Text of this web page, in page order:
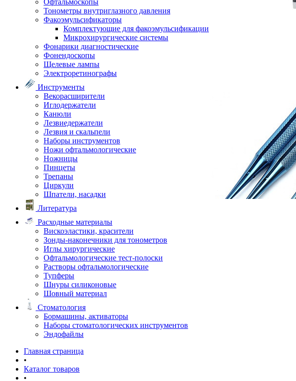
Офтальмоскопы
Тонометры внутриглазного давления
Факоэмульсификаторы
Комплектующие для факоэмульсификации
Микрохирургические системы
Фонарики диагностические
Фонендоскопы
Щелевые лампы
Электроретинографы
Инструменты
Векорасширители
Иглодержатели
Канюли
Лезвиедержатели
Лезвия и скальпели
Наборы инструментов
Ножи офтальмологические
Ножницы
Пинцеты
Трепаны
Циркули
Шпатели, насадки
Литература
Расходные материалы
Вискоэластики, красители
Зонды-наконечники для тонометров
Иглы хирургические
Офтальмологические тест-полоски
Растворы офтальмологические
Тупферы
Шнуры силиконовые
Шовный материал
Стоматология
Бормашины, активаторы
Наборы стоматологических инструментов
Эндофайлы
Главная страница
•
Каталог товаров
•